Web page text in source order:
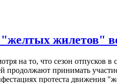
"желтых жилетов"
на то, что сезон отпусков в
продолжают принимать
протеста движения